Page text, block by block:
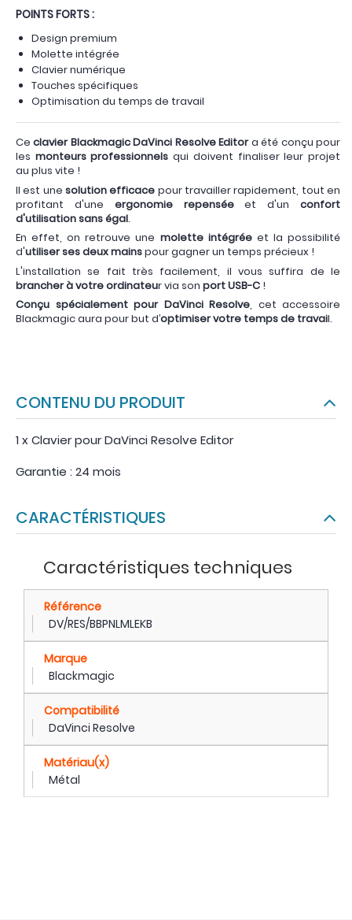
POINTS FORTS :
Design premium
Molette intégrée
Clavier numérique
Touches spécifiques
Optimisation du temps de travail
Ce clavier Blackmagic DaVinci Resolve Editora été conçu pour
les monteurs professionnels qui doivent finaliser leur projet
au plus vite !
Il est une solution efficace pour travailler rapidement, tout en
profitant d'une ergonomie repenséeet d'unconfort
d'utilisation sans égal.
En effet, on retrouve une molette intégréeet la possibilité
d'utiliser ses deux mainspour gagner un temps précieux !
L'installation se fait très facilement, il vous suffira de le
brancher à votre ordinateur via son port USB-C !
Conçu spécialement pour DaVinci Resolve, cet accessoire
Blackmagic aura pour but d’optimiser votre temps de travail.
CONTENU DU PRODUIT
1 x Clavier pour DaVinci Resolve Editor
Garantie : 24 mois
CARACTÉRISTIQUES
Caractéristiques techniques
Référence
DV/RES/BBPNLMLEKB
Marque
Blackmagic
Compatibilité
DaVinci Resolve
Matériau(x)
Métal